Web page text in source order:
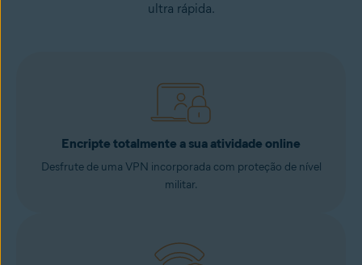
ultra rápida.
Encripte totalmente a sua atividade online
Desfrute de uma VPN incorporada com proteção de nível
militar.